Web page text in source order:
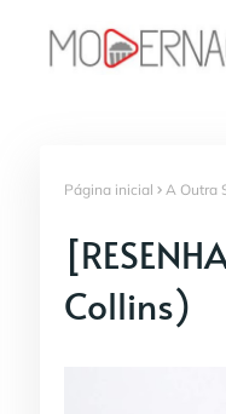
Página inicial A Outra
Collins)